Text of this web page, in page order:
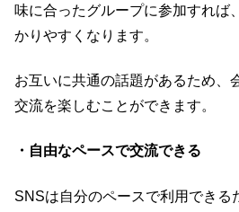
味に合ったグループに参加すれば
かりやすくなります。
お互いに共通の話題があるため、
交流を楽しむことができます。
・自由なペースで交流できる
SNSは自分のペースで利用できる